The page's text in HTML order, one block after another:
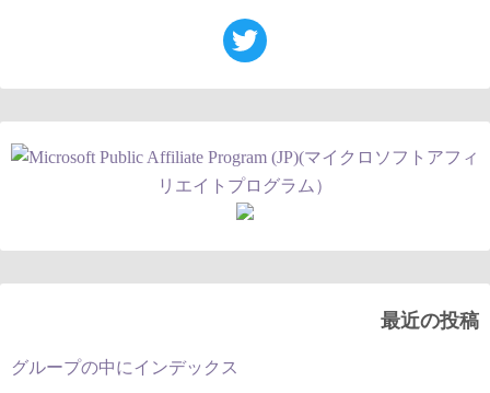
最近の投稿
グループの中にインデックス